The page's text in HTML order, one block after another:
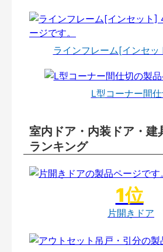
ラインフレーム[インセ
L型コーナー間
室内ドア・内装ドア・建
ランキング
片開きドア